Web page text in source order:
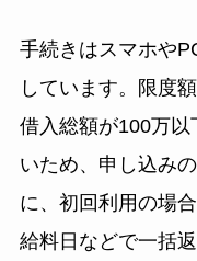
手続きはスマホや
しています。限度
借入総額が100万
いため、申し込み
に、初回利用の場
給料日などで一括